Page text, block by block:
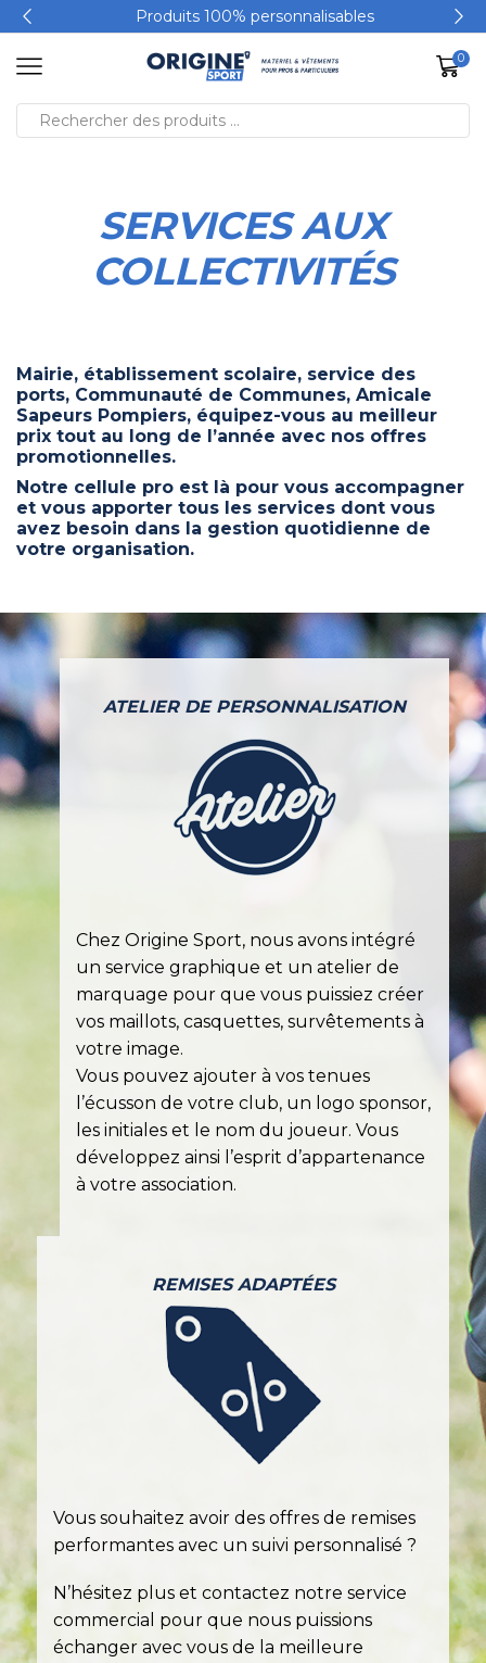
Produits 100% personnalisables
0
SERVICES AUX
COLLECTIVITÉS
Mairie, établissement scolaire, service des
ports, Communauté de Communes, Amicale
Sapeurs Pompiers, équipez-vous au meilleur
prix tout au long de l’année avec nos offres
promotionnelles.
Notre cellule pro est là pour vous accompagner
et vous apporter tous les services dont vous
avez besoin dans la gestion quotidienne de
votre organisation.
ATELIER DE PERSONNALISATION
Chez Origine Sport, nous avons intégré
un service graphique et un atelier de
marquage pour que vous puissiez créer
vos maillots, casquettes, survêtements à
votre image.
Vous pouvez ajouter à vos tenues
l’écusson de votre club, un logo sponsor,
les initiales et le nom du joueur. Vous
développez ainsi l’esprit d’appartenance
à votre association.
REMISES ADAPTÉES
Vous souhaitez avoir des offres de remises
performantes avec un suivi personnalisé ?
N’hésitez plus et contactez notre service
commercial pour que nous puissions
échanger avec vous de la meilleure